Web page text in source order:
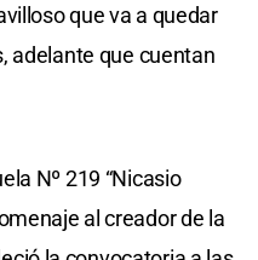
que va a quedar
adelante que cuentan
Nº 219 “Nicasio
al creador de la